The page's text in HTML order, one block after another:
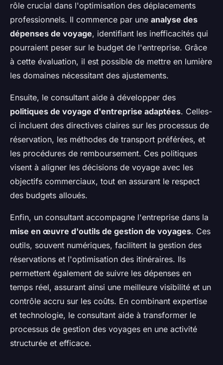
rôle crucial dans l'optimisation des déplacements
professionnels. Il commence par une analyse des
dépenses de voyage, identifiant les inefficacités qui
pourraient peser sur le budget de l'entreprise. Grâce
à cette évaluation, il est possible de mettre en lumière
les domaines nécessitant des ajustements.
Ensuite, le consultant aide à développer des
politiques de voyage d'entreprise adaptées. Celles-
ci incluent des directives claires sur les processus de
réservation, les méthodes de transport préférées, et
les procédures de remboursement. Ces politiques
visent à aligner les décisions de voyage avec les
objectifs commerciaux, tout en assurant le respect
des budgets alloués.
Enfin, un consultant accompagne l'entreprise dans la
mise en œuvre d'outils de gestion de voyages. Ces
outils, souvent numériques, facilitent la gestion des
réservations et l'optimisation des itinéraires. Ils
permettent également de suivre les dépenses en
temps réel, assurant ainsi une meilleure visibilité et un
contrôle accru sur les coûts. En combinant expertise
et technologie, le consultant aide à transformer le
processus de gestion des voyages en une activité
structurée et efficace.